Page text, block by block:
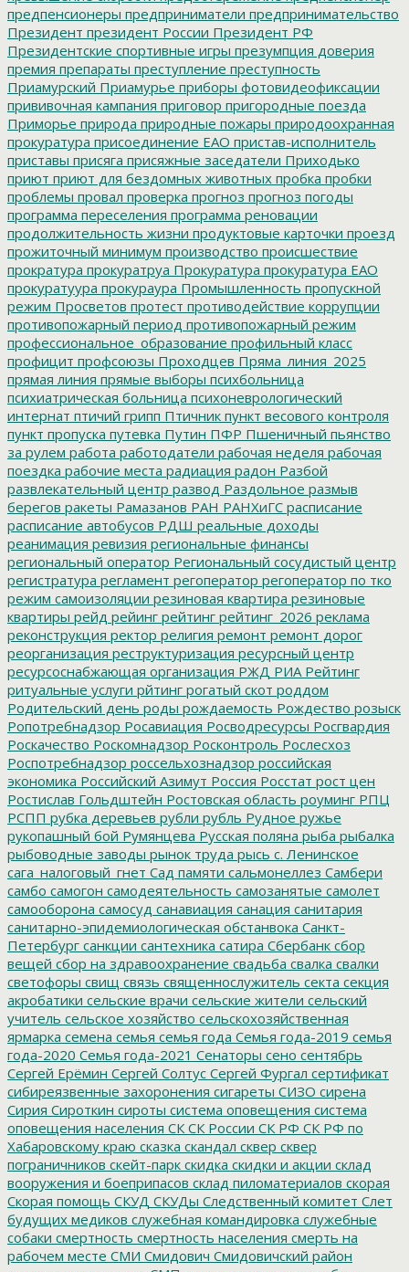
предпенсионеры предприниматели предпринимательство
Президент президент России Президент РФ
Президентские спортивные игры презумпция доверия
премия препараты преступление преступность
Приамурский Приамурье приборы фотовидеофиксации
прививочная кампания приговор пригородные поезда
Приморье природа природные пожары природоохранная
прокуратура присоединение ЕАО пристав-исполнитель
приставы присяга присяжные заседатели Приходько
приют приют для бездомных животных пробка пробки
проблемы провал проверка прогноз прогноз погоды
программа переселения программа реновации
продолжительность жизни продуктовые карточки проезд
прожиточный минимум производство происшествие
прократура прокуратруа Прокуратура прокуратура ЕАО
прокуратуура прокураура Промышленность пропускной
режим Просветов протест противодействие коррупции
противопожарный период противопожарный режим
профессиональное_образование профильный класс
профицит профсоюзы Проходцев Пряма_линия_2025
прямая линия прямые выборы психбольница
психиатрическая больница психоневрологический
интернат птичий грипп Птичник пункт весового контроля
пункт пропуска путевка Путин ПФР Пшеничный пьянство
за рулем работа работодатели рабочая неделя рабочая
поездка рабочие места радиация радон Разбой
развлекательный центр развод Раздольное размыв
берегов ракеты Рамазанов РАН РАНХиГС расписание
расписание автобусов РДШ реальные доходы
реанимация ревизия региональные финансы
региональный оператор Региональный сосудистый центр
регистратура регламент регоператор регоператор по тко
режим самоизоляции резиновая квартира резиновые
квартиры рейд рейинг рейтинг рейтинг_2026 реклама
реконструкция ректор религия ремонт ремонт дорог
реорганизация реструктуризация ресурсный центр
ресурсоснабжающая организация РЖД РИА Рейтинг
ритуальные услуги рйтинг рогатый скот роддом
Родительский день роды рождаемость Рождество розыск
Ропотребнадзор Росавиация Росводресурсы Росгвардия
Роскачество Роскомнадзор Росконтроль Рослесхоз
Роспотребнадзор россельхознадзор российская
экономика Российский Азимут Россия Росстат рост цен
Ростислав Гольдштейн Ростовская область роуминг РПЦ
РСПП рубка деревьев рубли рубль Рудное ружье
рукопашный бой Румянцева Русская поляна рыба рыбалка
рыбоводные заводы рынок труда рысь с. Ленинское
сага_налоговый_гнет Сад памяти сальмонеллез Самбери
самбо самогон самодеятельность самозанятые самолет
самооборона самосуд санавиация санация санитария
санитарно-эпидемиологическая обстанвока Санкт-
Петербург санкции сантехника сатира Сбербанк сбор
вещей сбор на здравоохранение свадьба свалка свалки
светофоры свищ связь священнослужитель секта секция
акробатики сельские врачи сельские жители сельский
учитель сельское хозяйство сельскохозяйственная
ярмарка семена семья семья года Семья года-2019 семья
года-2020 Семья года-2021 Сенаторы сено сентябрь
Сергей Ерёмин Сергей Солтус Сергей Фургал сертификат
сибиреязвенные захоронения сигареты СИЗО сирена
Сирия Сироткин сироты система оповещения система
оповещения населения СК СК России СК РФ СК РФ по
Хабаровскому краю сказка скандал сквер сквер
пограничников скейт-парк скидка скидки и акции склад
вооружения и боеприпасов склад пиломатериалов скорая
Скорая помощь СКУД СКУДы Следственный комитет Слет
будущих медиков служебная командировка служебные
собаки смертность смертность населения смерть на
рабочем месте СМИ Смидович Смидовичский район